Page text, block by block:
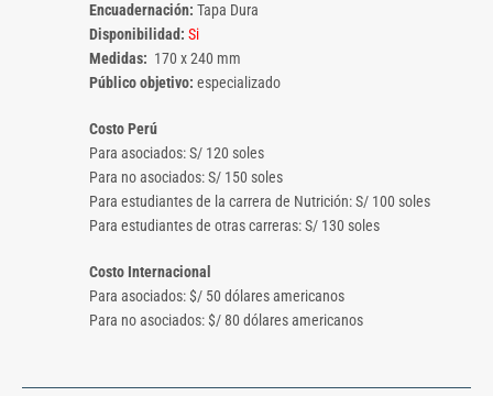
Encuadernación: Tapa Dura
Disponibilidad: Si
Medidas: 170 x 240 mm
Público objetivo: especializado
Costo Perú
Para asociados: S/ 120 soles
Para no asociados: S/ 150 soles
Para estudiantes de la carrera de Nutrición: S/ 100 soles
Para estudiantes de otras carreras: S/ 130 soles
Costo Internacional
Para asociados: $/ 50 dólares americanos
Para no asociados: $/ 80 dólares americanos